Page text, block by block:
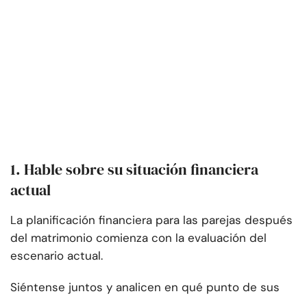
1. Hable sobre su situación financiera
actual
La planificación financiera para las parejas después
del matrimonio comienza con la evaluación del
escenario actual.
Siéntense juntos y analicen en qué punto de sus